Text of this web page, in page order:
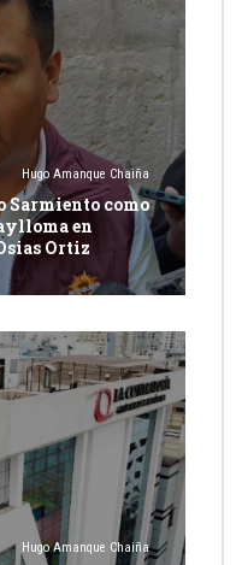
Hugo Amanque Chaiña
Sarmiento como
en
Ortiz
Hugo Amanque Chaiña